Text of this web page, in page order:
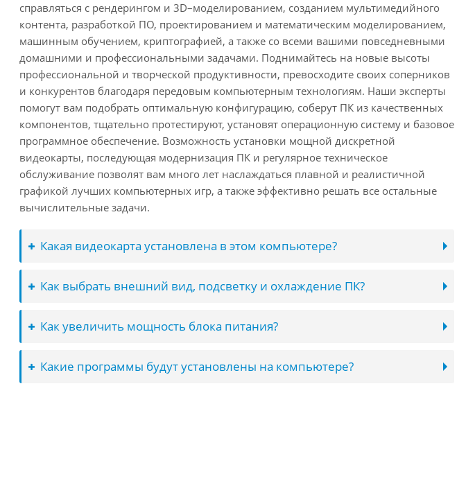
справляться с рендерингом и 3D–моделированием, созданием мультимедийного
контента, разработкой ПО, проектированием и математическим моделированием,
машинным обучением, криптографией, а также со всеми вашими повседневными
домашними и профессиональными задачами. Поднимайтесь на новые высоты
профессиональной и творческой продуктивности, превосходите своих соперников
и конкурентов благодаря передовым компьютерным технологиям. Наши эксперты
помогут вам подобрать оптимальную конфигурацию, соберут ПК из качественных
компонентов, тщательно протестируют, установят операционную систему и базовое
программное обеспечение. Возможность установки мощной дискретной
видеокарты, последующая модернизация ПК и регулярное техническое
обслуживание позволят вам много лет наслаждаться плавной и реалистичной
графикой лучших компьютерных игр, а также эффективно решать все остальные
вычислительные задачи.
Какая видеокарта установлена в этом компьютере?
Как выбрать внешний вид, подсветку и охлаждение ПК?
Как увеличить мощность блока питания?
Какие программы будут установлены на компьютере?